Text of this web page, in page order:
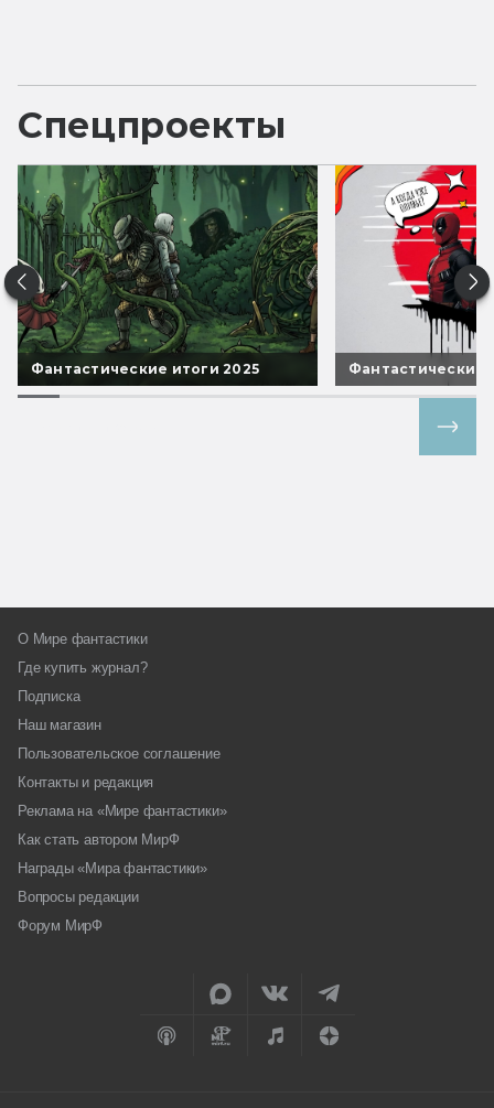
Спецпроекты
Фантастические итоги 2025 Фантастические
О Мире фантастики
Где купить журнал?
Подписка
Наш магазин
Пользовательское соглашение
Контакты и редакция
Реклама на «Мире фантастики»
Как стать автором МирФ
Награды «Мира фантастики»
Вопросы редакции
Форум МирФ